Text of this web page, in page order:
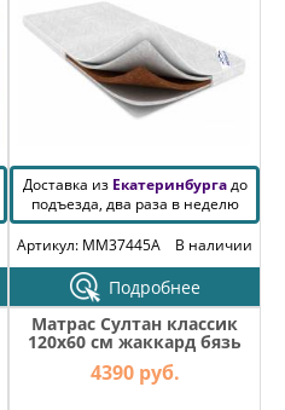
Доставка из Екатеринбургадо
подъезда, два раза в неделю
Артикул: MM37445A
В наличии
Подробнее
Матрас Султан классик
120х60 см жаккард бязь
4390 руб.